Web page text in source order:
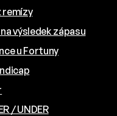
remízy
výsledek zápasu
u Fortuny
/ UNDER